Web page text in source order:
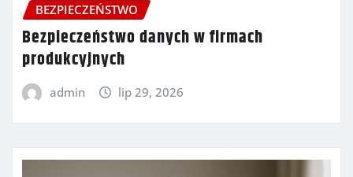
BEZPIECZEŃSTWO
Bezpieczeństwo danych w firmach
produkcyjnych
admin lip 29, 2026